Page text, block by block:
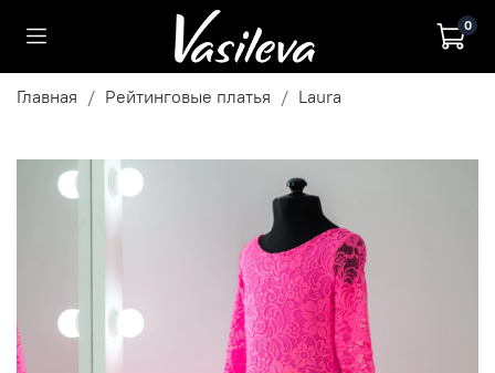
0
Главная Рейтинговые платья Laura